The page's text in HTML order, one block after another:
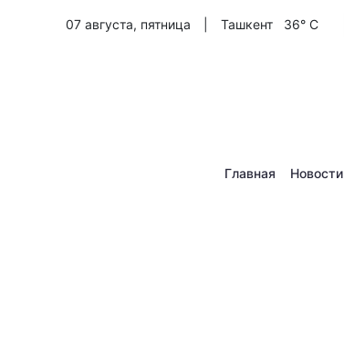
07 августа, пятница Ташкент 36° C
Главная Новости